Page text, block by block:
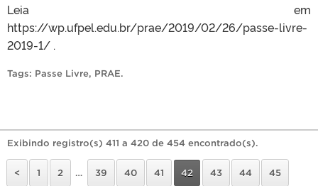
Leia em
https://wp.ufpel.edu.br/prae/2019/02/26/passe-livre-
2019-1/ .
Tags: Passe Livre, PRAE.
Exibindo registro(s) 411 a 420 de 454 encontrado(s).
< 1 2 … 39 40 41 42 43 44 45